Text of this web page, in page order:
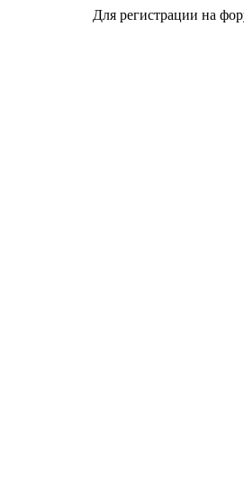
Для регистрации на